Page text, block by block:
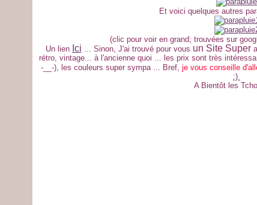
Et voici quelques autres
(clic pour voir en grand; trouvées sur
Un lien Ici ... Sinon, J'ai trouvé pour vous un Site Super
rétro, vintage... à l'ancienne quoi ... les prix sont très
-__-), les couleurs super sympa ... Bref, je vous conseille
:)
A Bientôt les